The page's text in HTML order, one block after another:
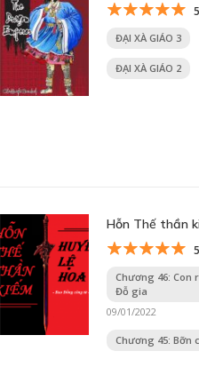
5
ĐẠI XÀ GIÁO 3
ĐẠI XÀ GIÁO 2
Hỗn Thế thần
5
Chương 46: Con
Đỗ gia
09/01/2022
Chương 45: Bỡn